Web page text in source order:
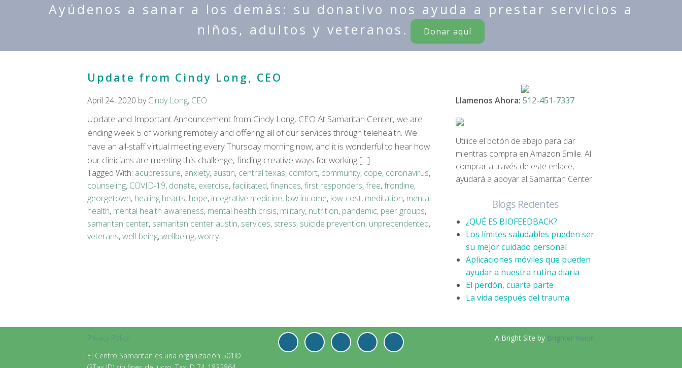
Ayúdenos a sanar a los demás: su donativo nos ayuda a prestar servicios a
niños, adultos y veteranos.
Donar aquí
Update from Cindy Long, CEO
April 24, 2020 byCindy Long, CEO
Update and Important Announcement from Cindy Long, CEO At Samaritan Center, we are
ending week 5 of working remotely and offering all of our services through telehealth. We
have an all-staff virtual meeting every Thursday morning now, and it is wonderful to hear how
our clinicians are meeting this challenge, finding creative ways for working […]
Tagged With: acupressure, anxiety, austin, central texas, comfort, community, cope, coronavirus,
counseling, COVID-19, donate, exercise,facilitated,finances,first responders,free,frontline,
georgetown, healing hearts, hope, integrative medicine, low income, low-cost, meditation, mental
health, mental health awareness, mental health crisis, military, nutrition, pandemic, peer groups,
samaritan center, samaritan center austin, services, stress, suicide prevention, unprecendented,
veterans,well-being,wellbeing,worry
Llamenos Ahora: 512-451-7337
Utilice el botón de abajo para dar
mientras compra en Amazon Smile. Al
comprar a través de este enlace,
ayudará a apoyar al Samaritan Center.
Blogs Recientes
¿QUÉ ES BIOFEEDBACK?
Los límites saludables pueden ser
su mejor cuidado personal
Aplicaciones móviles que pueden
ayudar a nuestra rutina diaria
El perdón, cuarta parte
La vida después del trauma
Privacy Policy
El Centro Samaritan es una organización 501©
A Bright Site by Brighter Vision